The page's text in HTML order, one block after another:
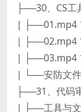
├──30、CS工
| ├──01.mp4
| ├──02.mp4
| ├──03.mp4
| └──安防文
├──31、代码
| ├──工具与